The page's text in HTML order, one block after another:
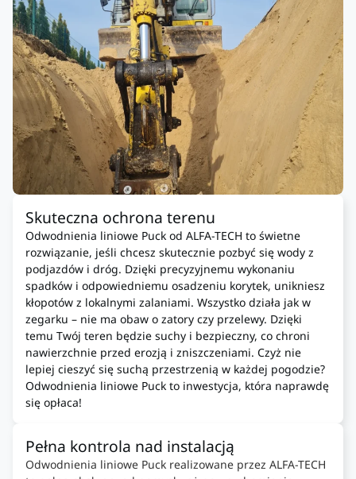
Skuteczna ochrona terenu
Odwodnienia liniowe Puck od ALFA-TECH to świetne
rozwiązanie, jeśli chcesz skutecznie pozbyć się wody z
podjazdów i dróg. Dzięki precyzyjnemu wykonaniu
spadków i odpowiedniemu osadzeniu korytek, unikniesz
kłopotów z lokalnymi zalaniami. Wszystko działa jak w
zegarku – nie ma obaw o zatory czy przelewy. Dzięki
temu Twój teren będzie suchy i bezpieczny, co chroni
nawierzchnie przed erozją i zniszczeniami. Czyż nie
lepiej cieszyć się suchą przestrzenią w każdej pogodzie?
Odwodnienia liniowe Puck to inwestycja, która naprawdę
się opłaca!
Pełna kontrola nad instalacją
Odwodnienia liniowe Puck realizowane przez ALFA-TECH